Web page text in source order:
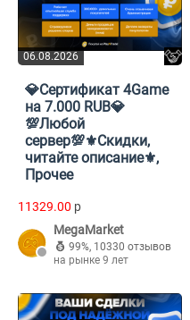
06.08.2026
💎Сертификат 4Game
на 7.000 RUB💎
💯Любой
сервер💯⚜️Скидки,
читайте описание⚜️,
Прочее
11329.00 p
MegaMarket
99%, 10330 отзывов
на рынке 9 лет